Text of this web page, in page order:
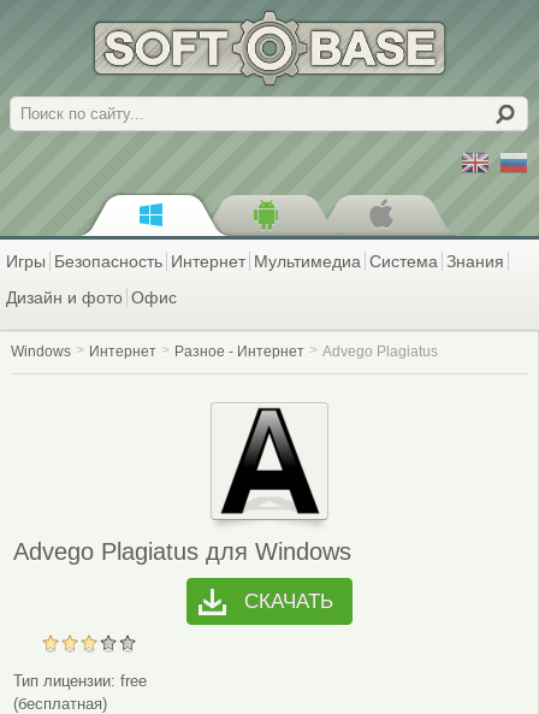
Поиск
Игры Безопасность Интернет Мультимедиа Система Знания
Дизайн и фото Офис
Windows Интернет Разное - Интернет Advego Plagiatus
Advego Plagiatus для Windows
СКАЧАТЬ
Тип лицензии: free
(бесплатная)